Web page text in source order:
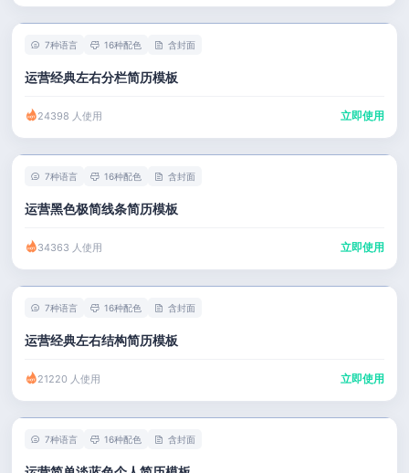
7种语言 16种配色 含封面
运营经典左右分栏简历模板
24398 人使用 立即使用
7种语言 16种配色 含封面
运营黑色极简线条简历模板
34363 人使用 立即使用
7种语言 16种配色 含封面
运营经典左右结构简历模板
21220 人使用 立即使用
7种语言 16种配色 含封面